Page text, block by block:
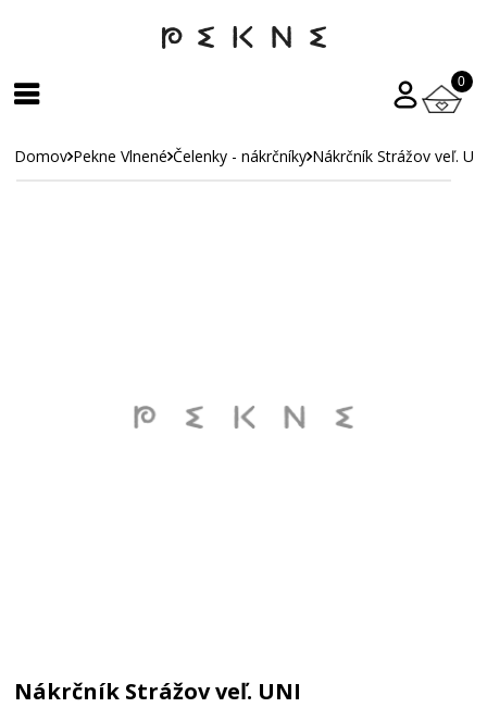
0
Domov Pekne Vlnené Čelenky - nákrčníky Nákrčník Strážov veľ.
Nákrčník Strážov veľ. UNI